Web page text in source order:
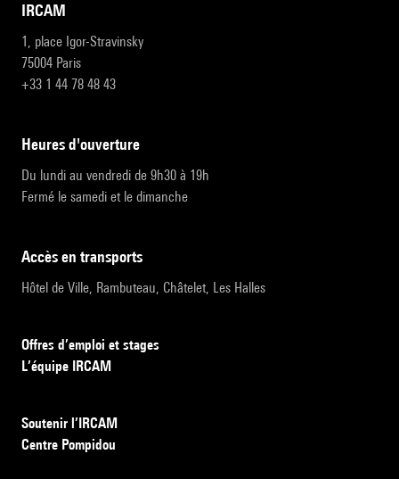
IRCAM
1, place Igor-Stravinsky
75004 Paris
+33 1 44 78 48 43
heures d'ouverture
Du lundi au vendredi de 9h30 à 19h
Fermé le samedi et le dimanche
accès en transports
Hôtel de Ville, Rambuteau, Châtelet, Les Halles
Offres d’emploi et stages
L’équipe IRCAM
Soutenir l’IRCAM
Centre Pompidou